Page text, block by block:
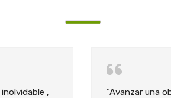
,
“Avanzar una